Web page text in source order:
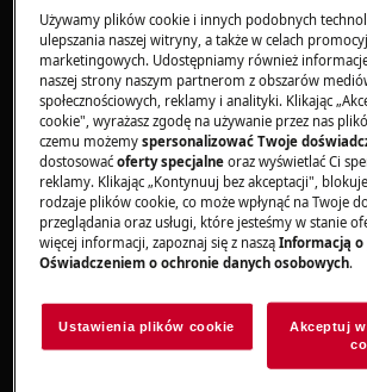
Nosić rękawice ochronne przez cały
chronić się przed skaleczeniami od
krawędzi.
OSTRZEŻENIE!RYZYKO
Używamy plików cookie i innych podobnych
ulepszania naszej witryny, a także w celach
marketingowych. Udostępniamy również
naszej strony naszym partnerom z obszarów
społecznościowych, reklamy i analityki. Klikając
cookie", wyrażasz zgodę na używanie przez nas
czemu możemyspersonalizować Twoje
dostosowaćoferty specjalne oraz wyświetlać Ci
reklamy. Klikając „Kontynuuj bez akceptacji",
rodzaje plików cookie, co może wpłynąć na Twoje
przeglądania oraz usługi, które jesteśmy w stanie
więcej informacji, zapoznaj się z nasząInformacją
Oświadczeniem o ochronie danych osobowych.
Ustawienia plików cookie
Akceptuj